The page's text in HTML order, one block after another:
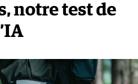
notre test de